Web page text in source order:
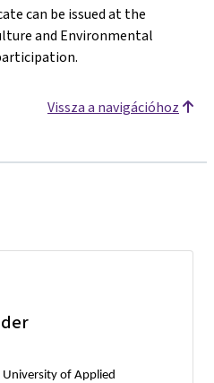
can be issued at the
and Environmental
Vissza a navigációhoz
University of Applied